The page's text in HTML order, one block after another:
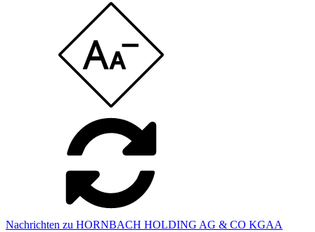
Nachrichten zu HORNBACH HOLDING AG & CO KGAA